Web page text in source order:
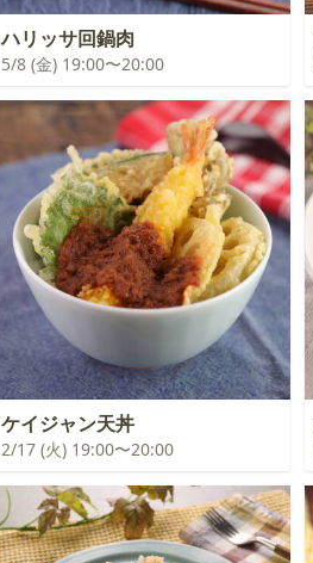
ハリッサ回鍋肉
5/8 (金) 19:00〜20:00
ケイジャン天丼
2/17 (火) 19:00〜20:00